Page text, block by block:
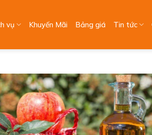
vụ Khuyến Mãi Bảng giá Tin tức